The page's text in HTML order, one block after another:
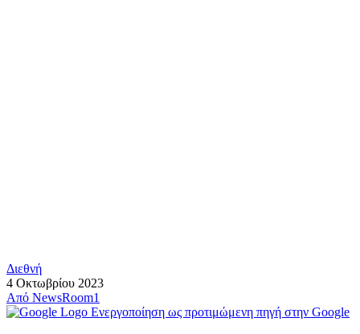
Διεθνή
4 Οκτωβρίου 2023
Από NewsRoom1
Ενεργοποίηση ως προτιμώμενη πηγή στην Google